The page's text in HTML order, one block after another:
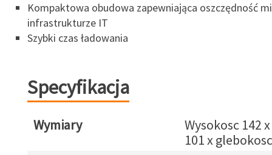
Kompaktowa obudowa zapewniająca oszczędność
infrastrukturze IT
Szybki czas ładowania
Specyfikacja
Wymiary
Wysokosc 142
101 x